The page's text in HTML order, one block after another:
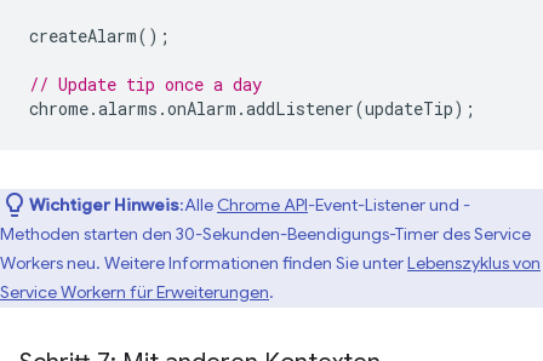
createAlarm();
// Update tip once a day
chrome.alarms .onAlarm .addListener(updateTip);
Wichtiger Hinweis:Alle Chrome API-Event-Listener und -
Methoden starten den 30-Sekunden-Beendigungs-Timer des Service
Workers neu. Weitere Informationen finden Sie unterLebenszyklus von
Service Workern für Erweiterungen.